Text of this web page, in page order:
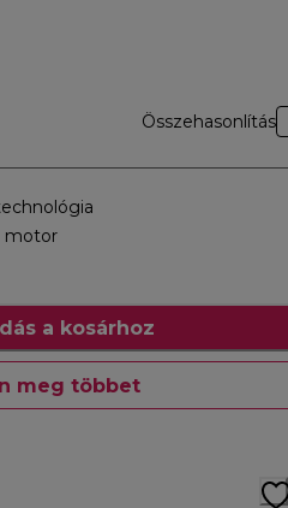
Összehasonlítás
motor
a kosárhoz
meg többet